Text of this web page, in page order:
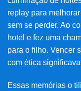
replay para
sem se perder. Ao
hotel e fez uma
para o filho. Vencer
com ética
Essas memórias o